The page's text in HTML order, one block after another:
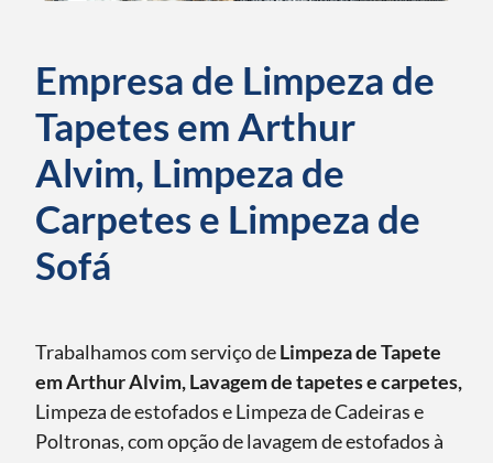
Empresa de Limpeza de
Tapetes em Arthur
Alvim, Limpeza de
Carpetes e Limpeza de
Sofá
Trabalhamos com serviço deLimpeza de Tapete
em Arthur Alvim, Lavagem de tapetes e carpetes,
Limpeza de estofados e Limpeza de Cadeiras e
Poltronas, com opção de lavagem de estofados à